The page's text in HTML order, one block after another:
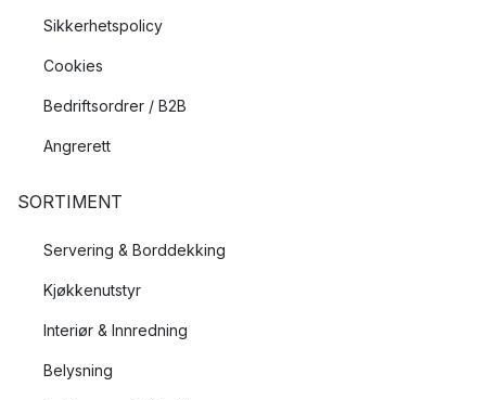
Sikkerhetspolicy
Cookies
Bedriftsordrer / B2B
Angrerett
SORTIMENT
Servering & Borddekking
Kjøkkenutstyr
Interiør & Innredning
Belysning